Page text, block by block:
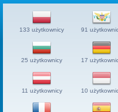
133 użytkownicy 91
25 użytkownicy 17
11 użytkownicy 10